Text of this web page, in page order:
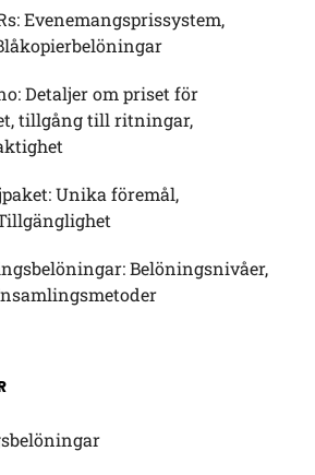
Evenemangsprissystem,
Detaljer om priset för
tillgång till ritningar,
Unika föremål,
Belöningsnivåer,